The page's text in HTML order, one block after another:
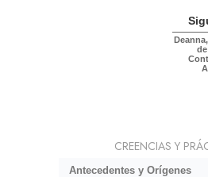
CREENCIAS Y
Antecedentes y Orígenes